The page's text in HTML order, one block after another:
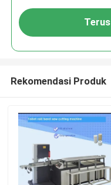
Terus
Rekomendasi Produk